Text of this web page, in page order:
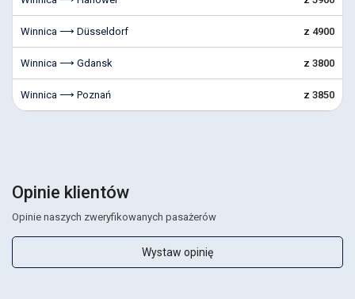
Winnica ⟶ Düsseldorf z 4900
Winnica ⟶ Gdansk z 3800
Winnica ⟶ Poznań z 3850
Opinie klientów
Opinie naszych zweryfikowanych pasażerów
Wystaw opinię